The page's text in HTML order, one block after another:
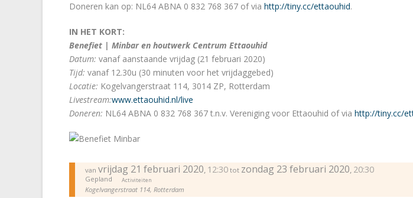
Doneren kan op: NL64 ABNA 0 832 768 367 of via http://tiny.cc/ettaouhid.
IN HET KORT:
Benefiet | Minbar en houtwerk Centrum Ettaouhid
Datum: vanaf aanstaande vrijdag (21 februari 2020)
Tijd: vanaf 12.30u (30 minuten voor het vrijdaggebed)
Locatie: Kogelvangerstraat 114, 3014 ZP, Rotterdam
Livestream:www.ettaouhid.nl/live
Doneren: NL64 ABNA 0 832 768 367 t.n.v. Vereniging voor Ettaouhid of via http://tiny.cc/
van vrijdag 21 februari 2020, 12:30 tot zondag 23 februari 2020, 20:30
Gepland Activiteiten
Kogelvangerstraat 114, Rotterdam